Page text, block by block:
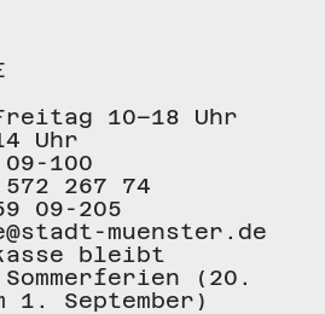
10–18 Uhr
Uhr
100
267 74
09-205
muenster.de
bleibt
(20.
September)